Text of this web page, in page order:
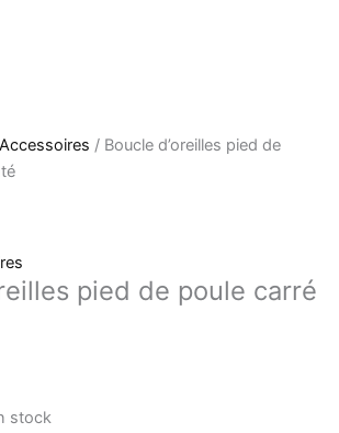
/ Boucle d’oreilles pied de
pied de poule carré
stock